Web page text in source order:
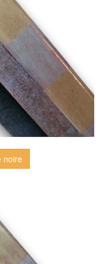
noire